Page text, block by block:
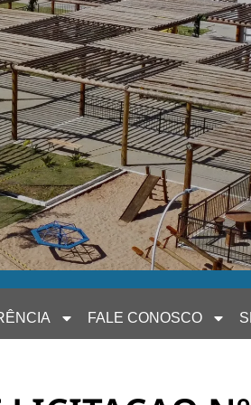
FALE CONOSCO